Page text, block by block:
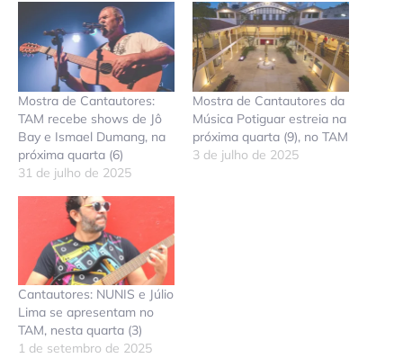
Mostra de Cantautores:
TAM recebe shows de Jô
Bay e Ismael Dumang, na
próxima quarta (6)
31 de julho de 2025
Mostra de Cantautores da
Música Potiguar estreia na
próxima quarta (9), no TAM
3 de julho de 2025
Cantautores: NUNIS e Júlio
Lima se apresentam no
TAM, nesta quarta (3)
1 de setembro de 2025